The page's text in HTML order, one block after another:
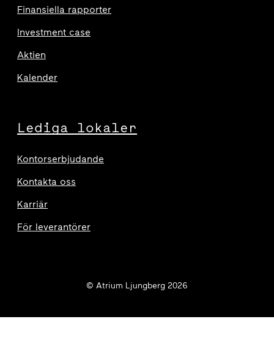
Finansiella rapporter
Investment case
Aktien
Kalender
Lediga lokaler
Kontorserbjudande
Kontakta oss
Karriär
För leverantörer
© Atrium Ljungberg 2026